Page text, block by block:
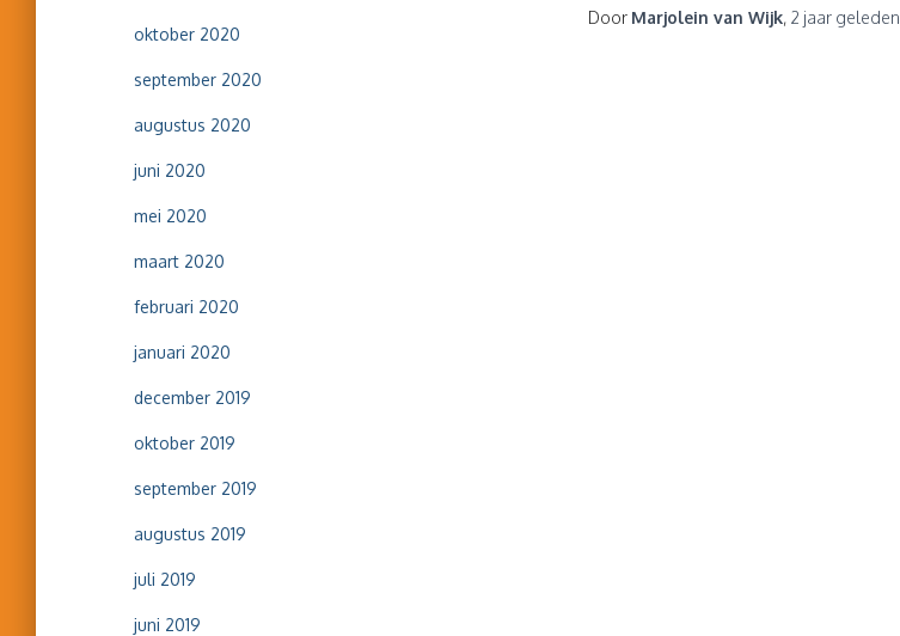
oktober 2020
september 2020
augustus 2020
juni 2020
mei 2020
maart 2020
februari 2020
januari 2020
december 2019
oktober 2019
september 2019
augustus 2019
juli 2019
juni 2019
Door Marjolein van Wijk, 2 jaar geleden